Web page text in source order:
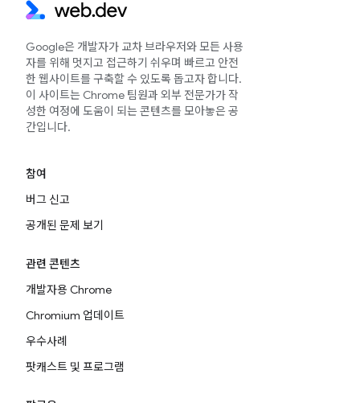
Google은 개발자가 교차 브라우저와 모든 사용
자를 위해 멋지고 접근하기 쉬우며 빠르고 안전
한 웹사이트를 구축할 수 있도록 돕고자 합니다.
이 사이트는 Chrome 팀원과 외부 전문가가 작
성한 여정에 도움이 되는 콘텐츠를 모아놓은 공
간입니다.
참여
버그 신고
공개된 문제 보기
관련 콘텐츠
개발자용 Chrome
Chromium 업데이트
우수사례
팟캐스트 및 프로그램